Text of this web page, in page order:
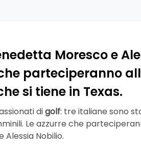
Moresco e
parteciperanno
si tiene in Texas.
digolf: tre italiane sono
Le azzurre che
Alessia Nobilio.